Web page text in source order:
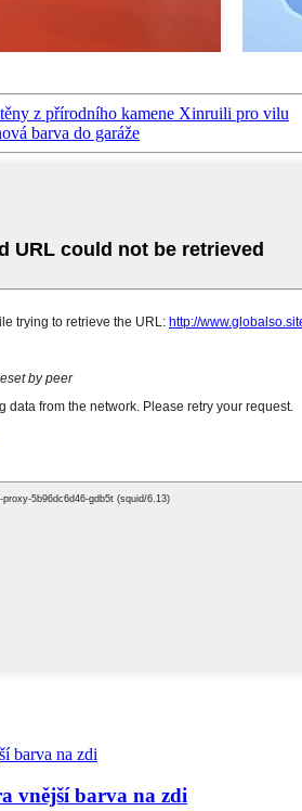
z přírodního kamene Xinruili pro vilu
barva do garáže
vnější barva na zdi